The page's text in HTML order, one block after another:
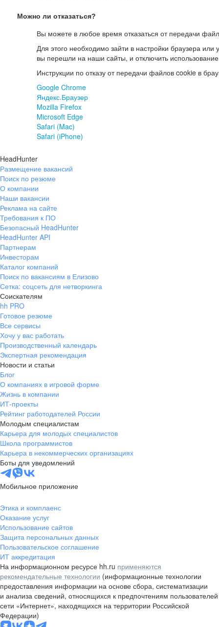
Можно ли отказаться?
Вы можете в любое время отказаться от передачи
Для этого необходимо зайти в настройки браузера или
вы перешли на наши сайты, и отключить
Инструкции по отказу от передачи файлов cookie в
Google Chrome
Яндекс.Браузер
Mozilla Firefox
Microsoft Edge
Safari (Mac)
Safari (iPhone)
HeadHunter
Размещение вакансий
Поиск по резюме
О компании
Наши вакансии
Реклама на сайте
Требования к ПО
Безопасный HeadHunter
HeadHunter API
Партнерам
Инвесторам
Каталог компаний
Поиск по вакансиям в Елизово
Сетка: соцсеть для нетворкинга
Соискателям
hh PRO
Готовое резюме
Все сервисы
Хочу у вас работать
Производственный календарь
Экспертная рекомендация
Новости и статьи
Блог
О компаниях в игровой форме
Жизнь в компании
ИТ-проекты
Рейтинг работодателей России
Молодым специалистам
Карьера для молодых специалистов
Школа программистов
Карьера в некоммерческих организациях
Боты для уведомлений
Мобильное приложение
Этика и комплаенс
Оказание услуг
Использование сайтов
Защита персональных данных
Пользовательское соглашение
ИТ аккредитация
На информационном ресурсе hh.ru применяются
рекомендательные технологии (информационные технологии
предоставления информации на основе сбора, систематизации
и анализа сведений, относящихся к предпочтениям пользователей
сети «Интернет», находящихся на территории Российской
Федерации)